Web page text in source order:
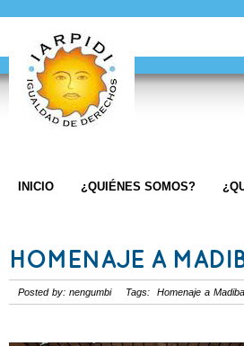
INICIO ¿QUIÉNES SOMOS?
HOMENAJE A
Posted by: nengumbi Tags: Homenaje a